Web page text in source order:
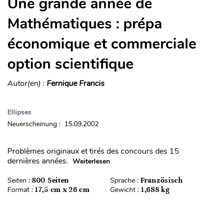
Mathématiques : prépa
économique et commerciale
option scientifique
Autor(en) : Fernique Francis
Ellipses
Neuerscheinung : 15.09.2002
Problèmes originaux et tirés des concours des 15
dernières années. Weiterlesen
Seiten : 800 Seiten Sprache : Französisch
Format : 17,5 cm x 26 cm Gewicht : 1,688 kg